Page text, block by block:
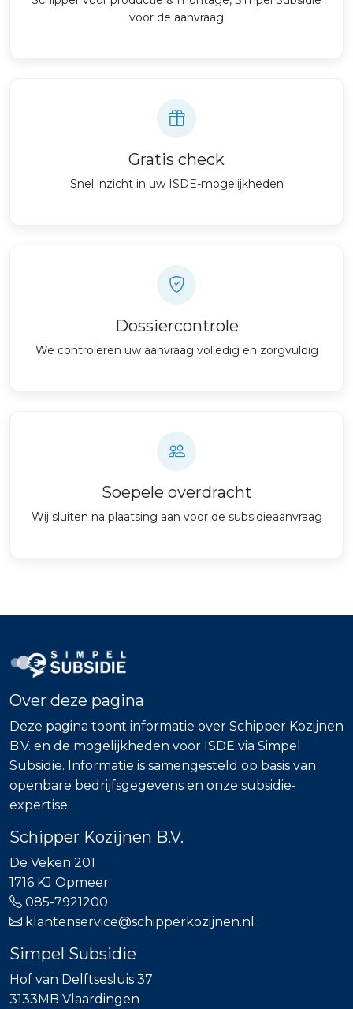
voor de aanvraag
Gratis check
Snel inzicht in uw ISDE-mogelijkheden
Dossiercontrole
We controleren uw aanvraag volledig en zorgvuldig
Soepele overdracht
Wij sluiten na plaatsing aan voor de subsidieaanvraag
Over deze pagina
Deze pagina toont informatie over Schipper Kozijnen
B.V. en de mogelijkheden voor ISDE via Simpel
Subsidie. Informatie is samengesteld op basis van
openbare bedrijfsgegevens en onze subsidie-
expertise.
Schipper Kozijnen B.V.
De Veken 201
1716 KJ Opmeer
085-7921200
klantenservice@schipperkozijnen.nl
Simpel Subsidie
Hof van Delftsesluis 37
3133MB Vlaardingen